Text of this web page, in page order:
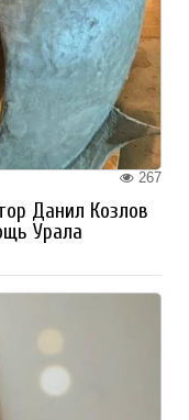
267
Данил Козлов
Урала